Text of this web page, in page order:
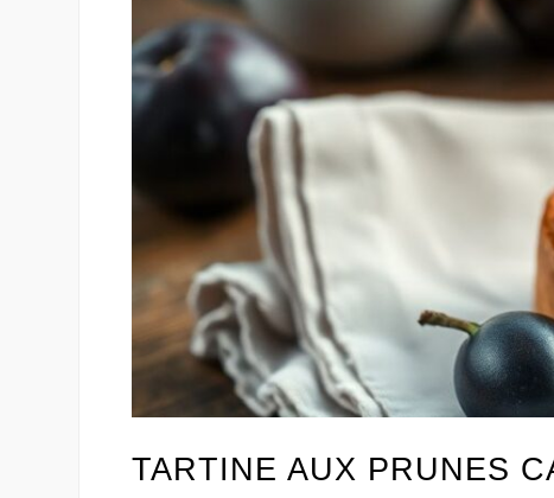
TARTINE AUX PRUNES